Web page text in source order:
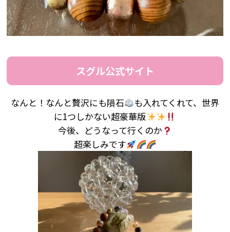
スグル公式サイト
なんと！なんと贅沢にも隕石
も入れてくれて、世界
に1つしかない超豪華版
今後、どうなって行くのか
超楽しみです